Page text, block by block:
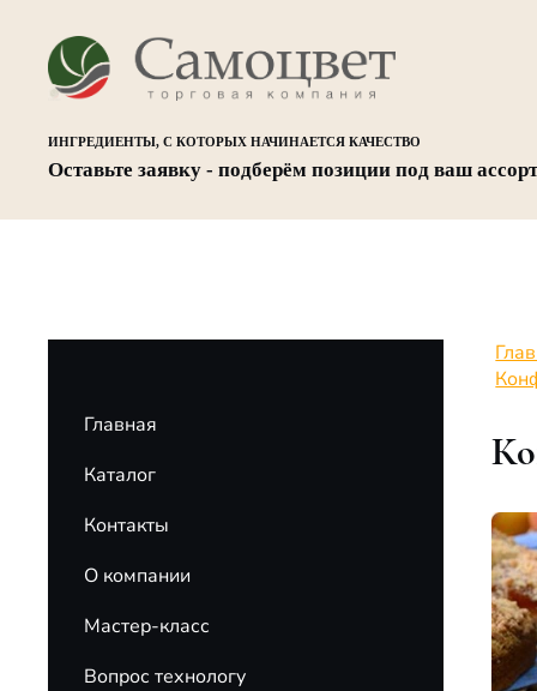
ИНГРЕДИЕНТЫ, С КОТОРЫХ НАЧИНАЕТСЯ КАЧЕСТВО
Оставьте заявку - подберём позиции под ваш
Главная
Каталог
Контакты
О компании
Мастер-класс
Вопрос технологу